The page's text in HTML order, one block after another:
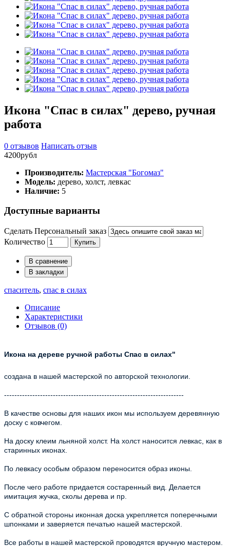
Икона "Спас в силах" дерево, ручная
работа
0 отзывов Написать отзыв
4200рубл
Производитель: Мастерская "Богомаз"
Модель: дерево, холст, левкас
Наличие: 5
Доступные варианты
Сделать Персональный заказ
Количество
Купить
В сравнение
В закладки
спаситель, спас в силах
Описание
Характеристики
Отзывов (0)
Икона на дереве ручной работы Спас в силах"
создана в нашей мастерской по авторской технологии.
----------------------------------------------------------------------
В качестве основы для наших икон мы используем деревянную
доску с ковчегом.
На доску клеим льняной холст. На холст наносится левкас, как в
старинных иконах.
По левкасу особым образом переносится образ иконы.
После чего работе придается состаренный вид. Делается
имитация жучка, сколы дерева и пр.
С обратной стороны иконная доска укрепляется поперечными
шпонками и заверяется печатью нашей мастерской.
Все работы в нашей мастерской проводятся вручную мастером.